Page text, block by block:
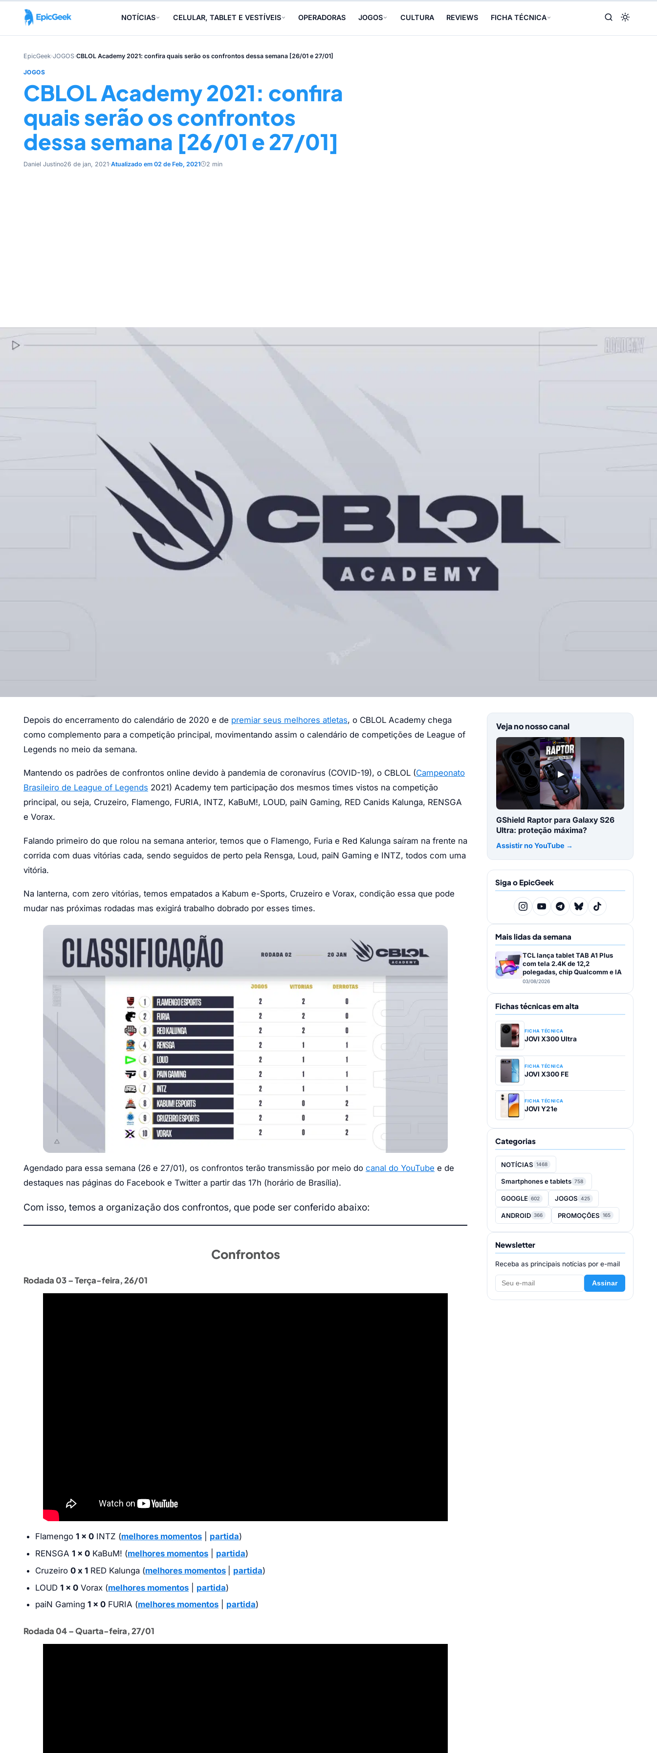
NOTÍCIAS CELULAR, TABLET E VESTÍVEIS OPERADORAS JOGOS CULTURA REVIEWS FICHA TÉCNICA
EpicGeek›JOGOS›CBLOL Academy 2021: confira quais serão os confrontos dessa semana [26/01 e 27/01]
JOGOS
CBLOL Academy 2021: confira
quais serão os confrontos
dessa semana [26/01 e 27/01]
Daniel Justino26 de jan, 2021·Atualizado em 02 de Feb, 2021 2 min
Depois do encerramento do calendário de 2020 e de premiar seus melhores atletas, o CBLOL Academy chega
como complemento para a competição principal, movimentando assim o calendário de competições de League of
Legends no meio da semana.
Mantendo os padrões de confrontos online devido à pandemia de coronavírus (COVID-19), o CBLOL (Campeonato
Brasileiro de League of Legends 2021) Academy tem participação dos mesmos times vistos na competição
principal, ou seja, Cruzeiro, Flamengo, FURIA, INTZ, KaBuM!, LOUD, paiN Gaming, RED Canids Kalunga, RENSGA
e Vorax.
Falando primeiro do que rolou na semana anterior, temos que o Flamengo, Furia e Red Kalunga saíram na frente na
corrida com duas vitórias cada, sendo seguidos de perto pela Rensga, Loud, paiN Gaming e INTZ, todos com uma
vitória.
Na lanterna, com zero vitórias, temos empatados a Kabum e-Sports, Cruzeiro e Vorax, condição essa que pode
mudar nas próximas rodadas mas exigirá trabalho dobrado por esses times.
Agendado para essa semana (26 e 27/01), os confrontos terão transmissão por meio do canal do YouTube e de
destaques nas páginas do Facebook e Twitter a partir das 17h (horário de Brasília).
Com isso, temos a organização dos confrontos, que pode ser conferido abaixo:
Confrontos
Rodada 03 – Terça-feira, 26/01
Flamengo 1 x 0 INTZ (melhores momentos partida)
RENSGA 1 x 0 KaBuM! (melhores momentos partida)
Cruzeiro 0 x 1 RED Kalunga (melhores momentos partida)
LOUD 1 x 0 Vorax (melhores momentos partida)
paiN Gaming 1 x 0 FURIA (melhores momentos partida)
Rodada 04 – Quarta-feira, 27/01
Veja no nosso canal
▶
GShield Raptor para Galaxy S26
Ultra: proteção máxima?
Assistir no YouTube →
Siga o EpicGeek
Mais lidas da semana
TCL lança tablet TAB A1 Plus
com tela 2.4K de 12,2
polegadas, chip Qualcomm e IA
03/08/2026
Fichas técnicas em alta
FICHA TÉCNICA
JOVI X300 Ultra
FICHA TÉCNICA
JOVI X300 FE
FICHA TÉCNICA
JOVI Y21e
Categorias
NOTÍCIAS 1468
Smartphones e tablets 758
GOOGLE 602 JOGOS 425
ANDROID 366 PROMOÇÕES 165
Newsletter
Receba as principais notícias por e-mail
Assinar